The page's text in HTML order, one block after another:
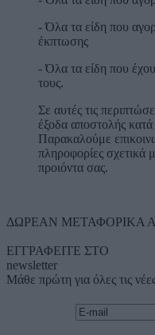
- Όλα τα είδη που
έκπτωσης
- Όλα τα είδη που
τους.
Σε αυτές τις
έξοδα αποστολής κατά
Παρακαλούμε
πληροφορίες σχετικά
προιόντα σας.
ΔΩΡΕΑΝ ΜΕΤΑΦΟΡΙΚΑ
ΕΓΓΡΑΦΕΙΤΕ ΣΤΟ
newsletter
Μάθε πρώτη για όλες τις